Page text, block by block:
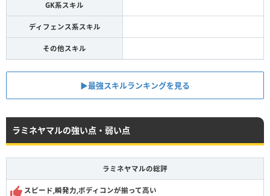
GK系スキル
ディフェンス系スキル
その他スキル
▶︎最強スキルランキングを見る
ラミネヤマルの強い点・弱い点
ラミネヤマルの総評
スピード,瞬発力,ボディコンが揃って高い